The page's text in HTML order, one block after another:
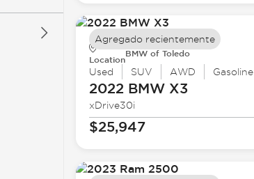
Location
BMW of Toledo
Used SUV AWD Gasoline
2022 BMWX3
xDrive30i
$25,947
Agregado recientemente